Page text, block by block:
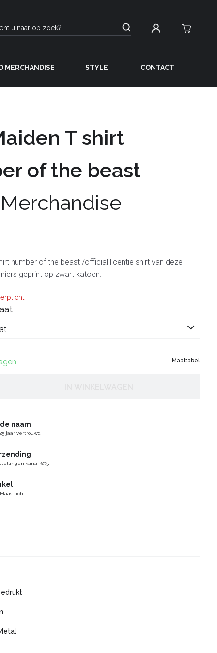
MERCHANDISE STYLE CONTACT
T shirt
of the beast
number of the beast /official licentie shirt van deze
geprint op zwart katoen.
Maattabel
naam
jaar vertrouwd
vanaf €75